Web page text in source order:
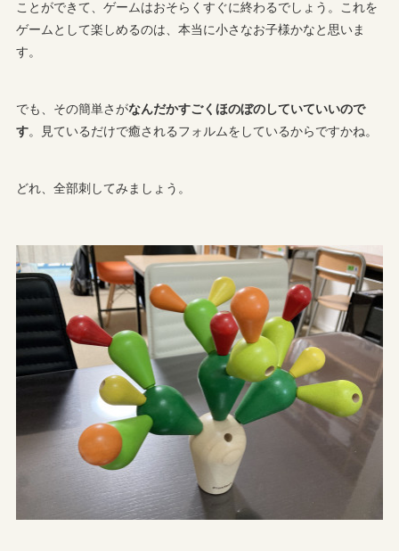
ことができて、ゲームはおそらくすぐに終わるでしょう。これを
ゲームとして楽しめるのは、本当に小さなお子様かなと思いま
す。
でも、その簡単さがなんだかすごくほのぼのしていていいので
す。見ているだけで癒されるフォルムをしているからですかね。
どれ、全部刺してみましょう。